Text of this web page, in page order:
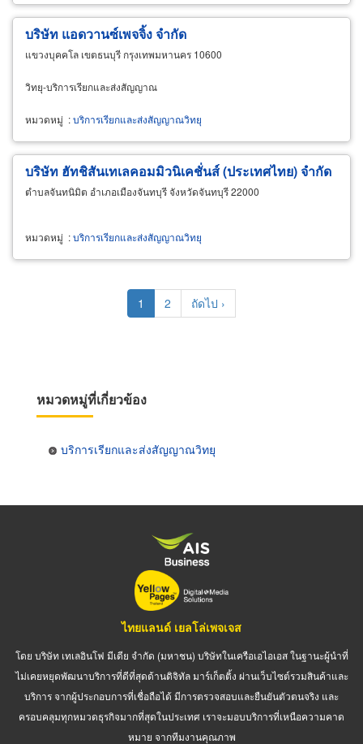
บริษัท แอดวานซ์เพจจิ้ง จำกัด
แขวงบุคคโล เขตธนบุรี กรุงเทพมหานคร 10600
วิทยุ-บริการเรียกและส่งสัญญาณ
หมวดหมู่ :บริการเรียกและส่งสัญญาณวิทยุ
บริษัท ฮัทชิสันเทเลคอมมิวนิเคชั่นส์ (ประเทศไทย) จำกัด
ตำบลจันทนิมิต อำเภอเมืองจันทบุรี จังหวัดจันทบุรี 22000
หมวดหมู่ :บริการเรียกและส่งสัญญาณวิทยุ
Current
page
1 Page
2
Next
page
ถัดไป ›
หมวดหมู่ที่เกี่ยวข้อง
บริการเรียกและส่งสัญญาณวิทยุ
ไทยแลนด์ เยลโล่เพจเจส
โดย บริษัท เทเลอินโฟ มีเดีย จำกัด (มหาชน) บริษัทในเครือเอไอเอส ในฐานะผู้นำที่
ไม่เคยหยุดพัฒนาบริการที่ดีที่สุดด้านดิจิทัล มาร์เก็ตติ้ง ผ่านเว็บไซต์รวมสินค้าและ
บริการ จากผู้ประกอบการที่เชื่อถือได้ มีการตรวจสอบและยืนยันตัวตนจริง และ
ครอบคลุมทุกหมวดธุรกิจมากที่สุดในประเทศ เราจะมอบบริการที่เหนือความคาด
หมาย จากทีมงานคุณภาพ